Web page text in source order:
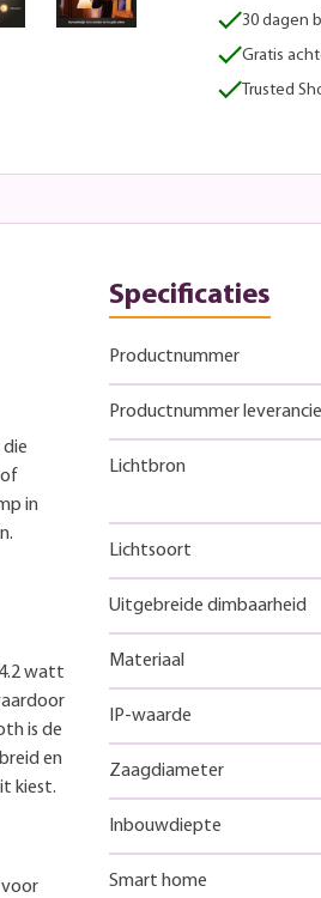
30 dagen
Gratis
Trusted
die
in
watt
is de
en
kiest.
voor
Specificaties
Productnummer
Productnummer
Lichtbron
Lichtsoort
Uitgebreide dimbaarheid
Materiaal
IP-waarde
Zaagdiameter
Inbouwdiepte
Smart home